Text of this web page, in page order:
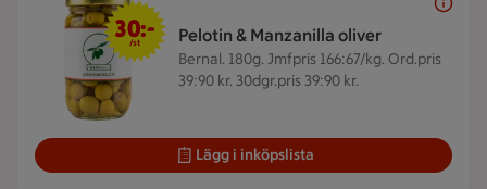
Pelotin & Manzanilla oliver
Bernal. 180g. Jmfpris 166:67/kg. Ord.pris
39:90 kr. 30dgr.pris 39:90 kr.
30 kr/st
30:-
/st
Lägg i inköpslista